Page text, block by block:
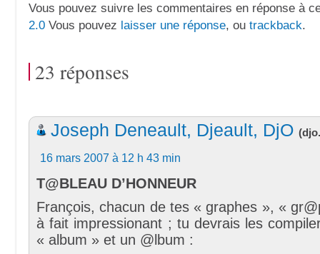
Vous pouvez suivre les commentaires en réponse à
2.0 Vous pouvez laisser une réponse, ou trackback.
23 réponses
Joseph Deneault, Djeault, DjO (
16 mars 2007 à 12 h 43 min
T@BLEAU D’HONNEUR
François, chacun de tes « graphes », «
à fait impressionant ; tu devrais les
« album » et un @lbum :